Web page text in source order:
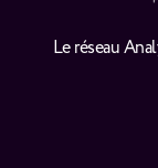
Le réseau